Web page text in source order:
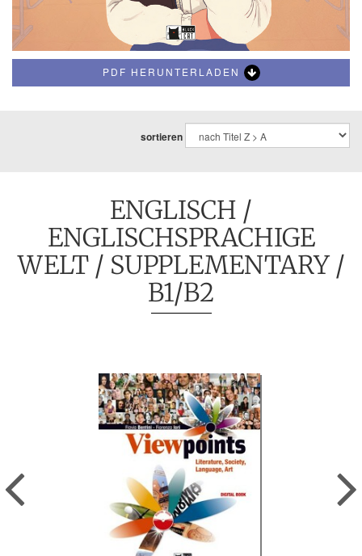
PDF HERUNTERLADEN
sortieren
ENGLISCH /
ENGLISCHSPRACHIGE
WELT/ SUPPLEMENTARY/
B1/B2
Previous